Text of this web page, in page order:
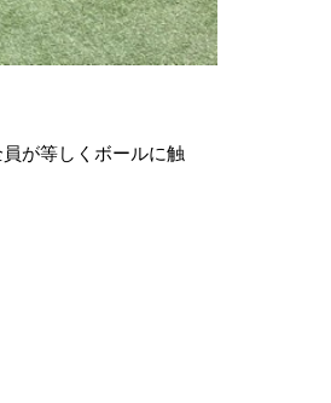
が等しくボールに触